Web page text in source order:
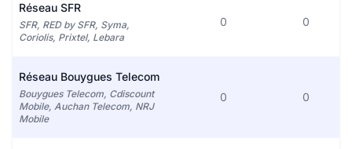
Réseau SFR
SFR, RED by SFR, Syma,
Coriolis, Prixtel, Lebara
0 0
Réseau Bouygues Telecom
Bouygues Telecom, Cdiscount
Mobile, Auchan Telecom, NRJ
Mobile
0 0